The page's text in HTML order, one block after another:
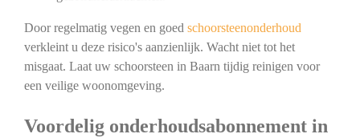
Door regelmatig vegen en goed schoorsteenonderhoud
verkleint u deze risico's aanzienlijk. Wacht niet tot het
misgaat. Laat uw schoorsteen in Baarn tijdig reinigen voor
een veilige woonomgeving.
Voordelig onderhoudsabonnement in